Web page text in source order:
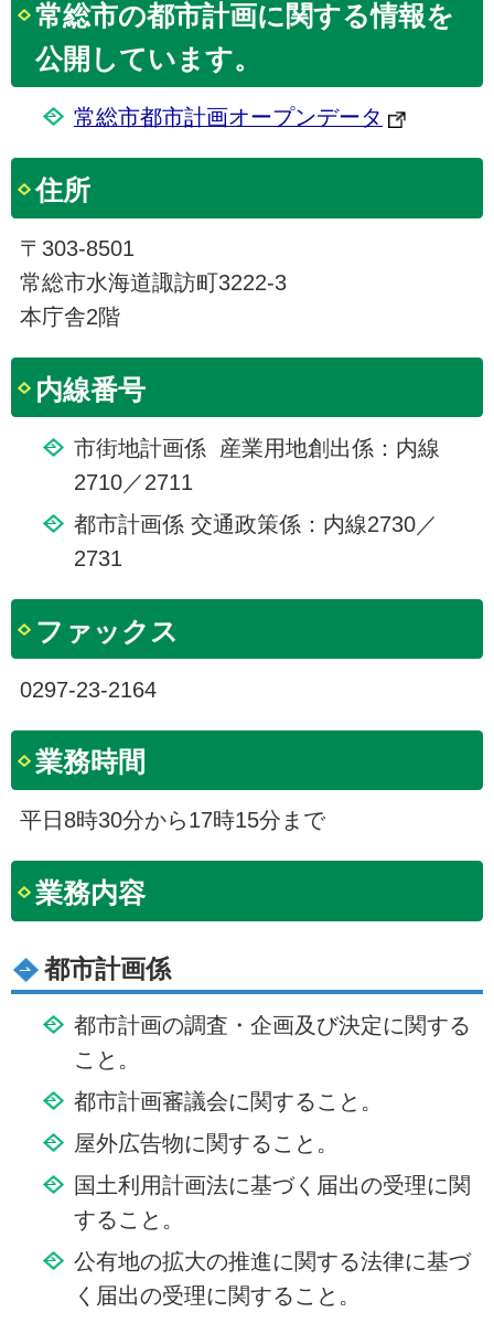
常総市の都市計画に関する情報を
公開しています。
常総市都市計画オープンデータ
住所
〒303-8501
常総市水海道諏訪町3222-3
本庁舎2階
内線番号
市街地計画係 産業用地創出係：内線
2710／2711
都市計画係 交通政策係：内線2730／
2731
ファックス
0297-23-2164
業務時間
平日8時30分から17時15分まで
業務内容
都市計画係
都市計画の調査・企画及び決定に関する
こと。
都市計画審議会に関すること。
屋外広告物に関すること。
国土利用計画法に基づく届出の受理に関
すること。
公有地の拡大の推進に関する法律に基づ
く届出の受理に関すること。